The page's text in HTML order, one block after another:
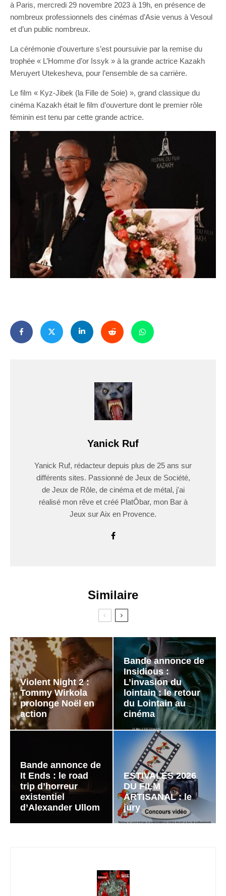
à Paris, mercredi 29 novembre 2023 à 19h, en présence de
nombreux professionnels des cinémas d’Asie venus à Vesoul
et d’un public nombreux.
La cérémonie d’ouverture s’est poursuivie par la remise du
trophée « L’Homme d’or Issyk » à la grande actrice Kazakh
Meruyert Utekesheva, pour l’ensemble de sa carrière.
Le film « Kyz-Jibek (la Fille de Soie) », grand classique du
cinéma Kazakh était le film d’ouverture dont le premier rôle
féminin est tenu par cette grande actrice.
Yanick Ruf
Yanick Ruf, rédacteur depuis plus de 25 ans sur
différents sites. Passionné de Jeux de Société,
de Jeux de Rôle, de cinéma et de métal, j'ai
réalisé mon rêve et créé PlatÔbar, mon Bar à
Jeux sur Aix en Provence.
Similaire
Violent Night 2 :
Tommy Wirkola
prolonge Noël en
action
Bande annonce de
Insidious :
L’invasion du
lointain : le retour
du Lointain au
cinéma
Bande annonce de
It Ends : le road
trip d’horreur
existentiel
d’Alexander Ullom
ESTIVALES 2026
DU FILM
ARTISANAL : le
jury